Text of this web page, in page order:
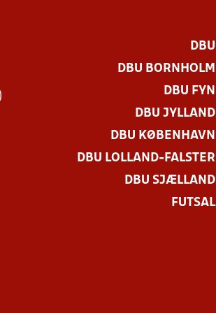
DBU
DBU BORNHOLM
DBU FYN
DBU JYLLAND
DBU KØBENHAVN
DBU LOLLAND-FALSTER
DBU SJÆLLAND
FUTSAL